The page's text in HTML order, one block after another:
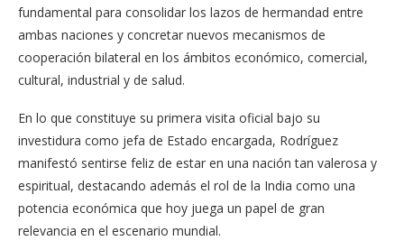
fundamental para consolidar los lazos de hermandad entre
ambas naciones y concretar nuevos mecanismos de
cooperación bilateral en los ámbitos económico, comercial,
cultural, industrial y de salud.
En lo que constituye su primera visita oficial bajo su
investidura como jefa de Estado encargada, Rodríguez
manifestó sentirse feliz de estar en una nación tan valerosa y
espiritual, destacando además el rol de la India como una
potencia económica que hoy juega un papel de gran
relevancia en el escenario mundial.